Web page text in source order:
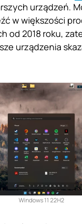
urządzeń.
w większości
od 2018 roku,
urządzenia
Windows 11 22H2